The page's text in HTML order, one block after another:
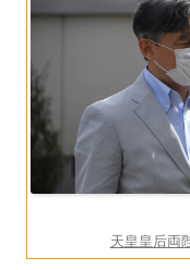
ン
天皇皇后両